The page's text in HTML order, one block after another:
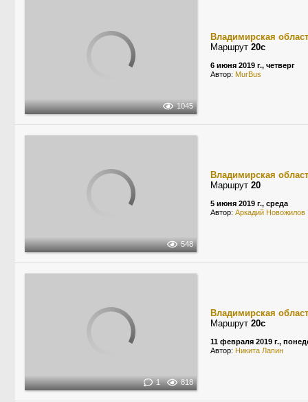
1045
Владимирская
Маршрут 20с
6 июня 2019 г., четверг
Автор: MurBus
548
Владимирская
Маршрут 20
5 июня 2019 г., среда
Автор: Аркадий Новожилов
1 818
Владимирская
Маршрут 20с
11 февраля 2019 г.,
Автор: Никита Лапин